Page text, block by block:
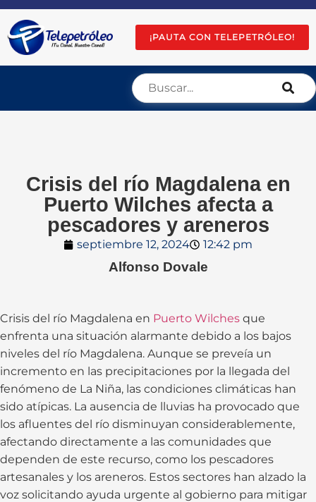
¡PAUTA CON TELEPETRÓLEO!
Crisis del río Magdalena en
Puerto Wilches afecta a
pescadores y areneros
septiembre 12, 2024 12:42 pm
Alfonso Dovale
Crisis del río Magdalena en Puerto Wilches que
enfrenta una situación alarmante debido a los bajos
niveles del río Magdalena. Aunque se preveía un
incremento en las precipitaciones por la llegada del
fenómeno de La Niña, las condiciones climáticas han
sido atípicas. La ausencia de lluvias ha provocado que
los afluentes del río disminuyan considerablemente,
afectando directamente a las comunidades que
dependen de este recurso, como los pescadores
artesanales y los areneros. Estos sectores han alzado la
voz solicitando ayuda urgente al gobierno para mitigar